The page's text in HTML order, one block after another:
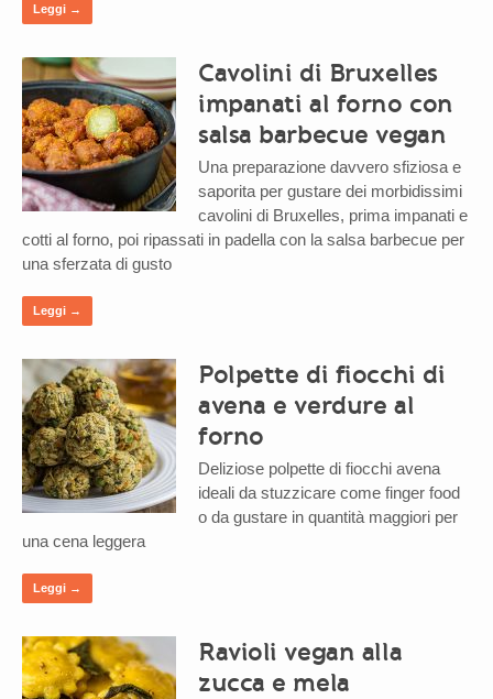
Leggi →
Cavolini di Bruxelles
impanati al forno con
salsa barbecue vegan
Una preparazione davvero sfiziosa e
saporita per gustare dei morbidissimi
cavolini di Bruxelles, prima impanati e
cotti al forno, poi ripassati in padella con la salsa barbecue per
una sferzata di gusto
Leggi →
Polpette di fiocchi di
avena e verdure al
forno
Deliziose polpette di fiocchi avena
ideali da stuzzicare come finger food
o da gustare in quantità maggiori per
una cena leggera
Leggi →
Ravioli vegan alla
zucca e mela